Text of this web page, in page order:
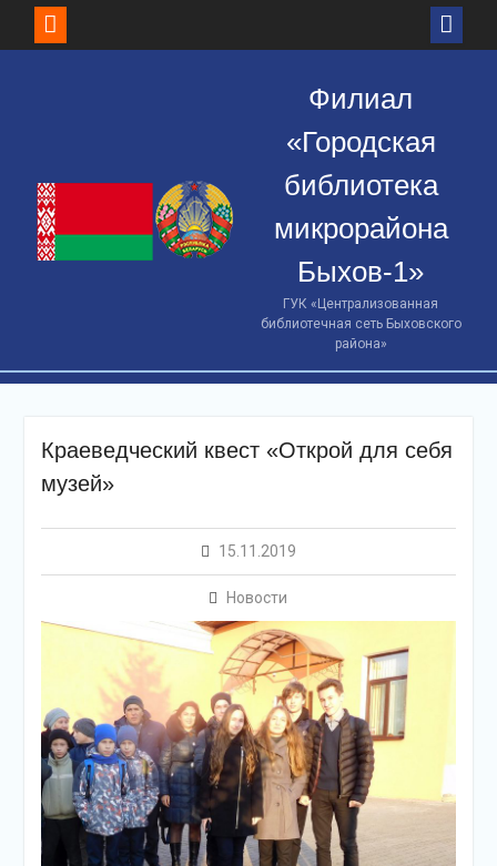
Филиал
«Городская
библиотека
микрорайона
Быхов-1»
ГУК «Централизованная
библиотечная сеть Быховского
района»
Краеведческий квест «Открой для себя
музей»
15.11.2019
Новости